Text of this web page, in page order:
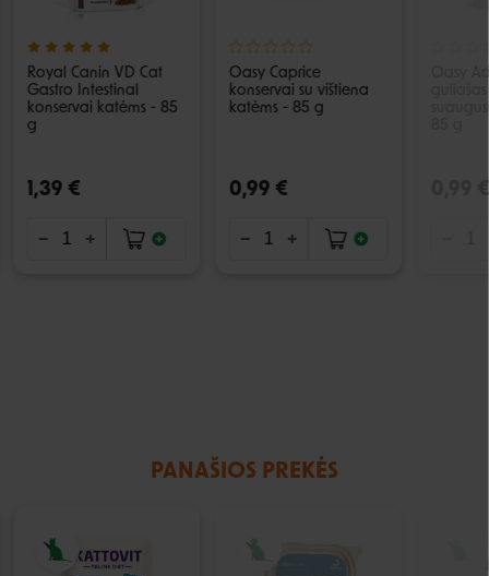
Royal Canin VD Cat
Gastro Intestinal
konservai katėms - 85
g
1,39 €
Oasy Caprice
konservai su vištiena
katėms - 85 g
0,99 €
Oasy
0,99 €
PANAŠIOS PREKĖS